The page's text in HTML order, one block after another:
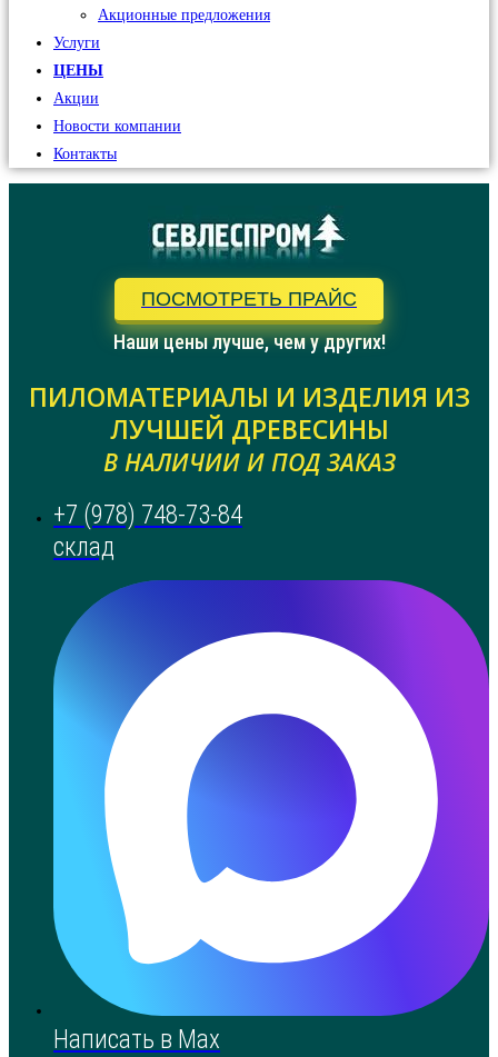
Акционные предложения
Услуги
ЦЕНЫ
Акции
Новости компании
Контакты
ПОСМОТРЕТЬ ПРАЙС
Наши цены лучше, чем у других!
ПИЛОМАТЕРИАЛЫ И ИЗДЕЛИЯ ИЗ
ЛУЧШЕЙ ДРЕВЕСИНЫ
В НАЛИЧИИ И ПОД ЗАКАЗ
+7 (978) 748-73-84
склад
Написать в Max